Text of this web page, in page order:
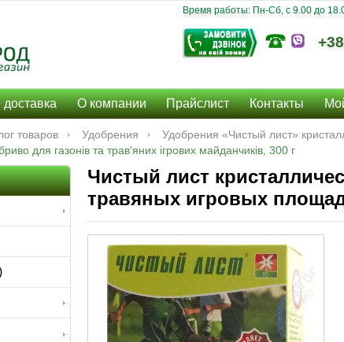
Время работы: Пн-Сб, c 9.00 до
О компании Прайслист Контакты
товаров Удобрения
Удобрения «Чистый лист»
для газонів та трав'яних ігрових майданчиків, 300 г
Чистый лист
травяных игровых